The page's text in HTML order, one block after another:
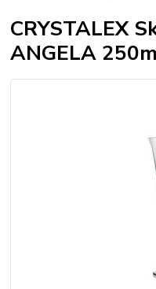
CRYSTALEX
ANGELA